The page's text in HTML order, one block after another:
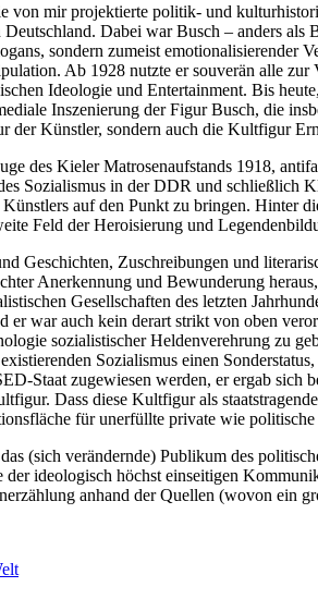
von mir projektierte politik- und
Dabei war Busch – anders als
sondern zumeist emotionalisierender
Ab 1928 nutzte er souverän alle
Ideologie und Entertainment. Bis
Inszenierung der Figur Busch, die
der Künstler, sondern auch die Kultfigur
des Kieler Matrosenaufstands 1918,
Sozialismus in der DDR und schließlich
auf den Punkt zu bringen. Hinter
Feld der Heroisierung und
Geschichten, Zuschreibungen und
Anerkennung und Bewunderung
Gesellschaften des letzten
er war auch kein derart strikt von oben
sozialistischer Heldenverehrung zu
Sozialismus einen
Staat zugewiesen werden, er ergab sich
Dass diese Kultfigur als
für unerfüllte private wie
(sich verändernde) Publikum des
der ideologisch höchst einseitigen
anhand der Quellen (wovon ein